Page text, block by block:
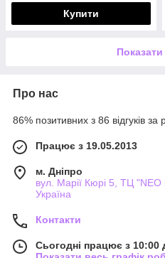
Купити
Про нас
86% позитивних з 86 відгуків за
Працює з 19.05.2013
м. Дніпро
вул. Марії Кюрі 5, ТЦ "NEO
Україна
Контакти
Сьогодні працює з 10:00